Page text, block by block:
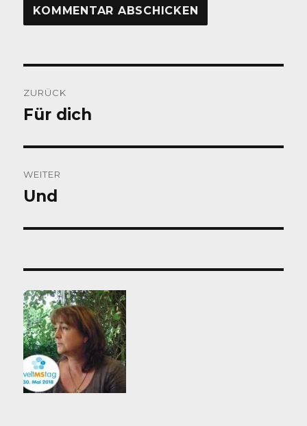
ZURÜCK
Vorheriger
Für dich
WEITER
Nächster
Und